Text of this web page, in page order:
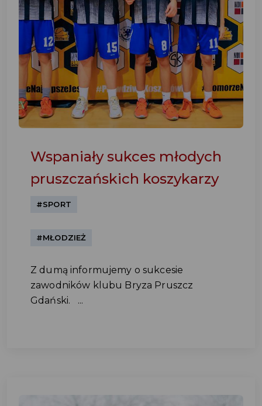
Wspaniały sukces młodych
pruszczańskich koszykarzy
#SPORT
#MŁODZIEŻ
Z dumą informujemy o sukcesie
zawodników klubu Bryza Pruszcz
Gdański. ...